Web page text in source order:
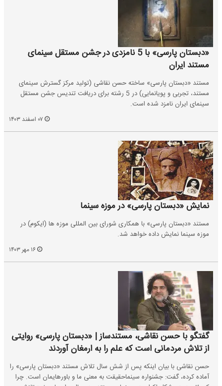
«دبستان پارسی» با 5 نامزدی در جشن مستقل سینمای
مستند ایران
مستند «دبستان پارسی» ساخته حسن نقاشی (تولید مرکز گسترش سینمای
مستند، تجربی و پویانمایی) در 5 رشته برای دریافت تندیس جشن مستقل
سینمای ایران نامزد شده است.
نمایش «دبستان پارسی» در موزه سینما
مستند «دبستان پارسی» با همکاری شورای بین المللی موزه ها (ایکوم) در
موزه سینما نمایش داده خواهد شد.
گفتگو با حسن نقاشی، مستندساز | «دبستان پارسی» روایتی
از تلاش مردمانی است که علم را به ارمغان آوردند
حسن نقاشی با بیان اینکه پس از شش سال تلاش مستند «دبستان پارسی» را
آماده کرده، گفت: جشنواره سینماحقیقت به معنی ما و باورهایمان است. چرا